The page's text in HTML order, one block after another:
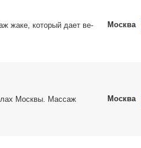
жа­ке, ко­то­рый да­ет ве­
Москва
Моск­вы. Мас­саж
Москва